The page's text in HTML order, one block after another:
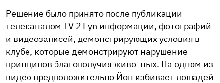
Решение было принято после публикации
телеканалом TV 2 Fyn информации, фотографий
и видеозаписей, демонстрирующих условия в
клубе, которые демонстрируют нарушение
принципов благополучия животных. На одном из
видео предположительно Йон избивает лошадей